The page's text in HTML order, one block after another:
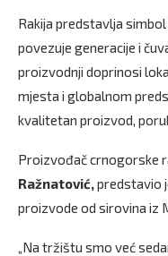
Rakija predstavlja
povezuje generacije i
proizvodnji doprinosi
mjesta i globalnom
kvalitetan proizvod,
Proizvođač crnogorske
Ražnatović,predstavio
proizvode od sirovina iz
„Na tržištu smo već